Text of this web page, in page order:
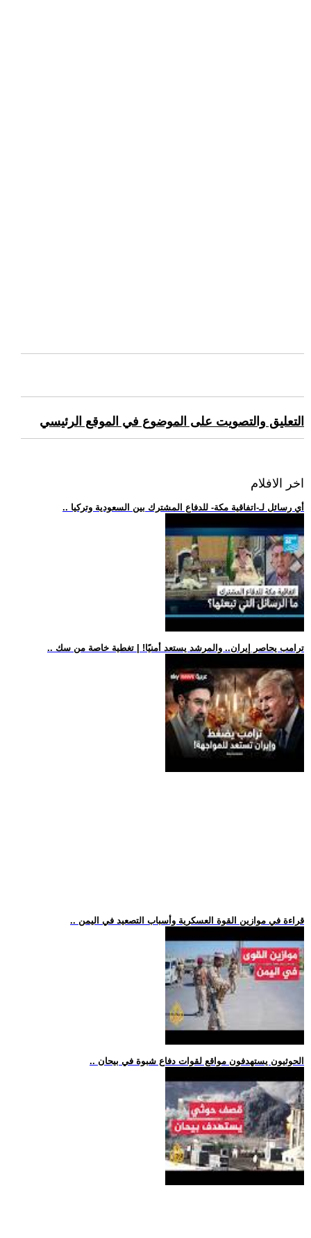
التعليق والتصويت على الموضوع في الموقع الرئيسي
اخر الافلام
.. أي رسائل لـ-اتفاقية مكة- للدفاع المشترك بين السعودية وتركيا
.. ترامب يحاصر إيران.. والمرشد يستعد أمنيًا! | تغطية خاصة من سك
.. قراءة في موازين القوة العسكرية وأسباب التصعيد في اليمن
.. الحوثيون يستهدفون مواقع لقوات دفاع شبوة في بيحان